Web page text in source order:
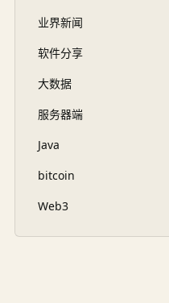
业界新闻
软件分享
大数据
服务器端
Java
bitcoin
Web3